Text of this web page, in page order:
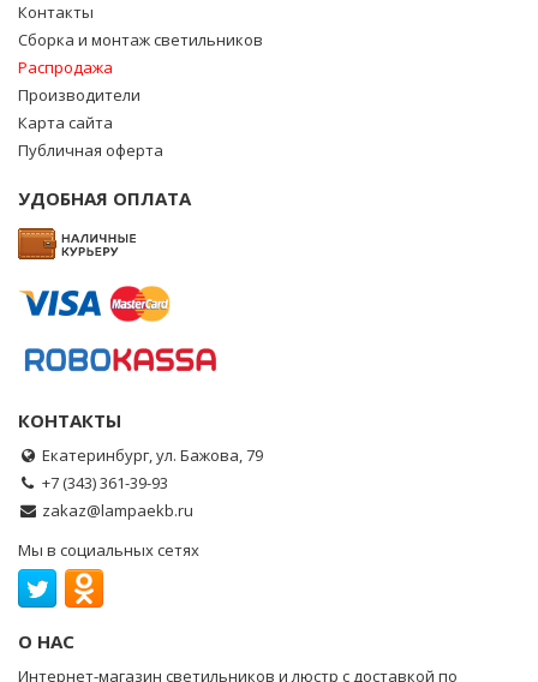
Контакты
Сборка и монтаж светильников
Распродажа
Производители
Карта сайта
Публичная оферта
УДОБНАЯ ОПЛАТА
КОНТАКТЫ
Екатеринбург, ул. Бажова, 79
+7 (343) 361-39-93
zakaz@lampaekb.ru
Мы в социальных сетях
О НАС
Интернет-магазин светильников и люстр с доставкой по